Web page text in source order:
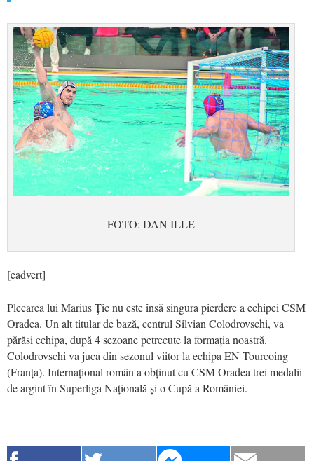
FOTO: DAN ILLE
[eadvert]
Plecarea lui Marius Țic nu este însă singura pierdere a echipei CSM
Oradea. Un alt titular de bază, centrul Silvian Colodrovschi, va
părăsi echipa, după 4 sezoane petrecute la formația noastră.
Colodrovschi va juca din sezonul viitor la echipa EN Tourcoing
(Franța). Internațional român a obținut cu CSM Oradea trei medalii
de argint în Superliga Națională și o Cupă a României.